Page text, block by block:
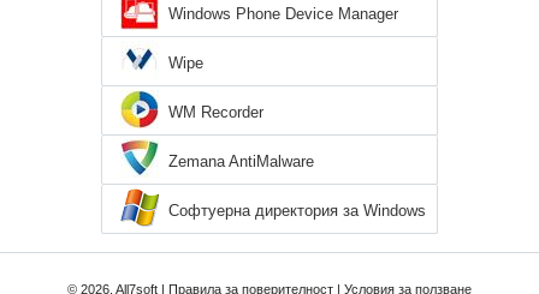
Windows Phone Device Manager
Wipe
WM Recorder
Zemana AntiMalware
Софтуерна директория за Windows
7
© 2026, All7soft | Правила за поверителност | Условия за ползване